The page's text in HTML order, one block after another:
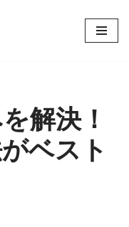
解決！
ベスト